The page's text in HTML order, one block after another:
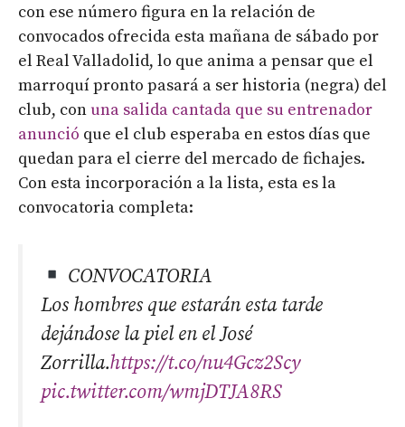
con ese número figura en la relación de
convocados ofrecida esta mañana de sábado por
el Real Valladolid, lo que anima a pensar que el
marroquí pronto pasará a ser historia (negra) del
club, con una salida cantada que su entrenador
anunció que el club esperaba en estos días que
quedan para el cierre del mercado de fichajes.
Con esta incorporación a la lista, esta es la
convocatoria completa:
CONVOCATORIA
Los hombres que estarán esta tarde
dejándose la piel en el José
Zorrilla.https://t.co/nu4Gcz2Scy
pic.twitter.com/wmjDTJA8RS